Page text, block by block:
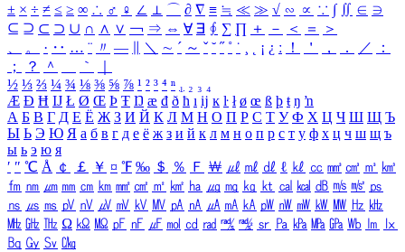
± × ÷ ≠ ≤ ≥ ∞ ∴ ♂ ♀ ∠ ⊥ ⌒ ∂ ∇ ≡ ≒ ≪ ≫ √ ∽ ∝ ∵ ∫ ∬ ∈ ∋
⊆ ⊇ ⊂ ⊃ ∪ ∩ ∧ ∨ ￢ ⇒ ⇔ ∀ ∃ ∮ ∑ ∏ ＋ － ＜ ＝
＞
、
。 · ‥ … ¨ 〃 ― ＼ ∼ ´ ～ ˇ ˘ ˝ ˚ ˙ ¸ ¡ ¿ ː ！ ＇ ， ． ／
：
；
？ ＾ ｀
½ ⅓ ⅔ ¼ ¾ ⅛ ⅜ ⅝ ⅞ ¹ ² ³ ⁴ ⁿ ₁ ₂ ₃ ₄
Æ Ð Ħ Ĳ Ł Ø Œ Þ Ŧ Ŋ æ đ ð ħ ı ĳ ĸ ŀ ł ø œ ß þ ŧ ŋ ŉ
А Б В Г Д Е Ё Ж З И Й К Л М Н О П Р С Т У Ф Х Ц Ч Ш Щ Ъ
Ы Ь Э Ю Я а б в г д е ё ж з и й к л м н о п р с т у ф х ц ч ш щ ъ
ы ь э ю я
′ ″ ℃ Å ￠ ￡ ￥ ¤ ℉ ‰ ＄ ％ Ｆ ￦ ㎕ ㎖ ㎗ ℓ ㎘ ㏄ ㎣ ㎤ ㎥ ㎦
㎙ ㎚ ㎛ ㎜ ㎝ ㎞ ㎟ ㎠ ㎡ ㎢ ㏊ ㎍ ㎎ ㎏ ㏏ ㎈ ㎉ ㏈ ㎧ ㎨ ㎰
㎱ ㎲ ㎳ ㎴ ㎵ ㎶ ㎷ ㎸ ㎹ ㎀ ㎁ ㎂ ㎃ ㎄ ㎺ ㎻ ㎽ ㎾ ㎿ ㎐ ㎑
㎒ ㎓ ㎔ Ω ㏀ ㏁ ㎊ ㎋ ㎌ ㏖ ㏅ ㎭ ㎮ ㎯ ㏛ ㎩ ㎪ ㎫ ㎬ ㏝ ㏐
㏓
㏃ ㏉ ㏜ ㏆